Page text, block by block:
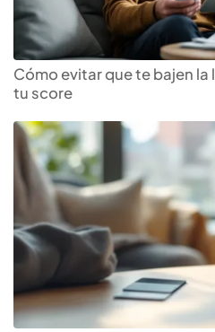
Cómo evitar que te bajen
tu score